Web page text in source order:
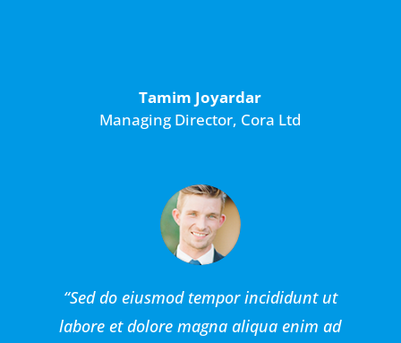
Tamim Joyardar
Managing Director, Cora Ltd
“Sed do eiusmod tempor incididunt ut
labore et dolore magna aliqua enim ad